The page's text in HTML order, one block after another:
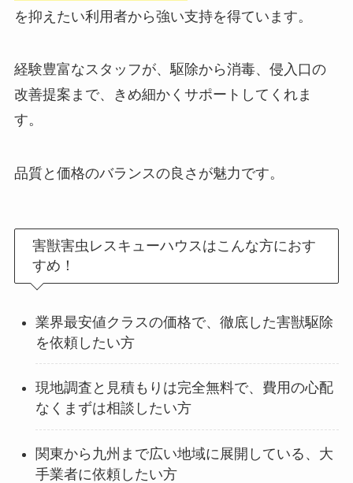
を抑えたい利用者から強い支持を得ています。
経験豊富なスタッフが、駆除から消毒、侵入口の
改善提案まで、きめ細かくサポートしてくれま
す。
品質と価格のバランスの良さが魅力です。
害獣害虫レスキューハウスはこんな方におす
すめ！
業界最安値クラスの価格で、徹底した害獣駆除
を依頼したい方
現地調査と見積もりは完全無料で、費用の心配
なくまずは相談したい方
関東から九州まで広い地域に展開している、大
手業者に依頼したい方